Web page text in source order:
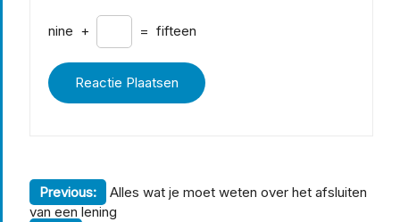
nine + = fifteen
Berichtnavigatie
Previous:
Alles wat je moet weten over het afsluiten
van een lening